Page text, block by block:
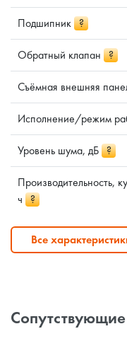
Подшипник ?
Обратный клапан ?
Съёмная внешняя
Исполнение/режим
Уровень шума, дБ ?
Производительность,
ч ?
Все